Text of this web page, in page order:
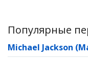
Популярные
Michael Jackson